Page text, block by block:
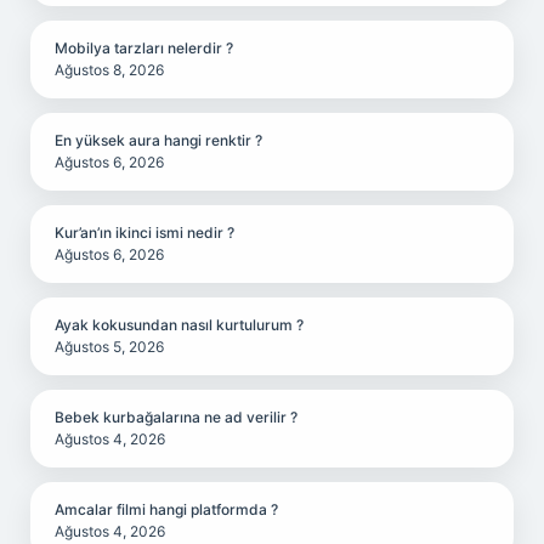
Mobilya tarzları nelerdir ?
Ağustos 8, 2026
En yüksek aura hangi renktir ?
Ağustos 6, 2026
Kur’an’ın ikinci ismi nedir ?
Ağustos 6, 2026
Ayak kokusundan nasıl kurtulurum ?
Ağustos 5, 2026
Bebek kurbağalarına ne ad verilir ?
Ağustos 4, 2026
Amcalar filmi hangi platformda ?
Ağustos 4, 2026